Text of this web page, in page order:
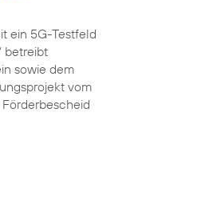
ein 5G-Testfeld
betreibt
sowie dem
vom